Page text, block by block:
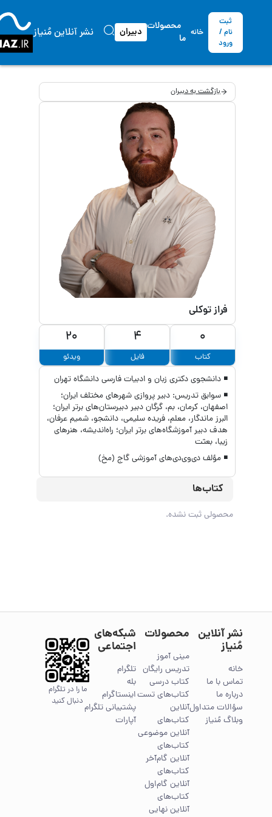
ثبت
نام /
ورود
خانه
محصولات
ما
دبیران نشر آنلاین مُنیاز
بازگشت به دبیران
فراز توکلی
0
کتاب
4
فایل
20
ویدئو
◾ دانشجوی دکتری زبان و ادبیات فارسی دانشگاه تهران
◾ سوابق تدریس: دبیر پروازی شهرهای مختلف ایران؛
اصفهان، کرمان، بم، گرگان دبیر دبیرستان‌های برتر ایران؛
البرز ماندگار، معلم، فریده سلیمی، دانشجو، شمیم عرفان،
هدف دبیر آموزشگاه‌های برتر ایران؛ راه‌اندیشه، هنرهای
زیبا، بعثت
◾ مؤلف دی‌وی‌دی‌های آموزشی گاج (مخ)
کتاب‌ها
محصولی ثبت نشده.
نشر آنلاین
مُنیاز
خانه
تماس با ما
درباره ما
سؤالات متداول
وبلاگ مُنیاز
محصولات
مینی آموز
تدریس رایگان
کتاب درسی
کتاب‌های تست
آنلاین
کتاب‌های
آنلاین موضوعی
کتاب‌های
آنلاین گام‌آخر
کتاب‌های
آنلاین گام‌اول
کتاب‌های
آنلاین نهایی
شبکه‌های
اجتماعی
تلگرام
بله
اینستاگرام
پشتیبانی تلگرام
آپارات
ما را در تلگرام
دنبال کنید